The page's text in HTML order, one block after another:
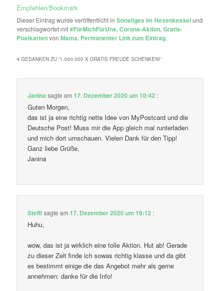
Empfehlen/Bookmark
Dieser Eintrag wurde veröffentlicht inSonstiges im Hexenkesselund
verschlagwortet mit#FürMichFürUns,Corona-Aktion,Gratis-
PostkartenvonMama. Permanenter Link zum Eintrag.
4 GEDANKEN ZU “1.000.000 X GRATIS FREUDE SCHENKEN!”
Janina sagte am17. Dezember 2020 um 10:42 :
Guten Morgen,
das ist ja eine richtig nette Idee von MyPostcard und die
Deutsche Post! Muss mir die App gleich mal runterladen
und mich dort umschauen. Vielen Dank für den Tipp!
Ganz liebe Grüße,
Janina
Steffisagte am17. Dezember 2020 um 19:12 :
Huhu,
wow, das ist ja wirklich eine tolle Aktion. Hut ab! Gerade
zu dieser Zeit finde ich sowas richtig klasse und da gibt
es bestimmt einige die das Angebot mehr als gerne
annehmen: danke für die Info!